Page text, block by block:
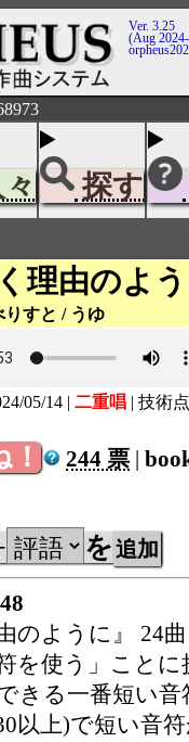
Ver. 3.25
(Aug
探す
理由のよ
すと / うゆ
05/14 | 二重唱 | 技術
244 票
を
のように』 24
を使う」こと
る一番短い音
以上)で短い音